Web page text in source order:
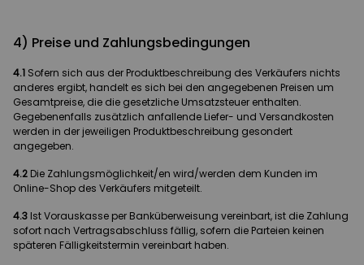
4) Preise und Zahlungsbedingungen
4.1 Sofern sich aus der Produktbeschreibung des Verkäufers nichts
anderes ergibt, handelt es sich bei den angegebenen Preisen um
Gesamtpreise, die die gesetzliche Umsatzsteuer enthalten.
Gegebenenfalls zusätzlich anfallende Liefer- und Versandkosten
werden in der jeweiligen Produktbeschreibung gesondert
angegeben.
4.2 Die Zahlungsmöglichkeit/en wird/werden dem Kunden im
Online-Shop des Verkäufers mitgeteilt.
4.3 Ist Vorauskasse per Banküberweisung vereinbart, ist die Zahlung
sofort nach Vertragsabschluss fällig, sofern die Parteien keinen
späteren Fälligkeitstermin vereinbart haben.